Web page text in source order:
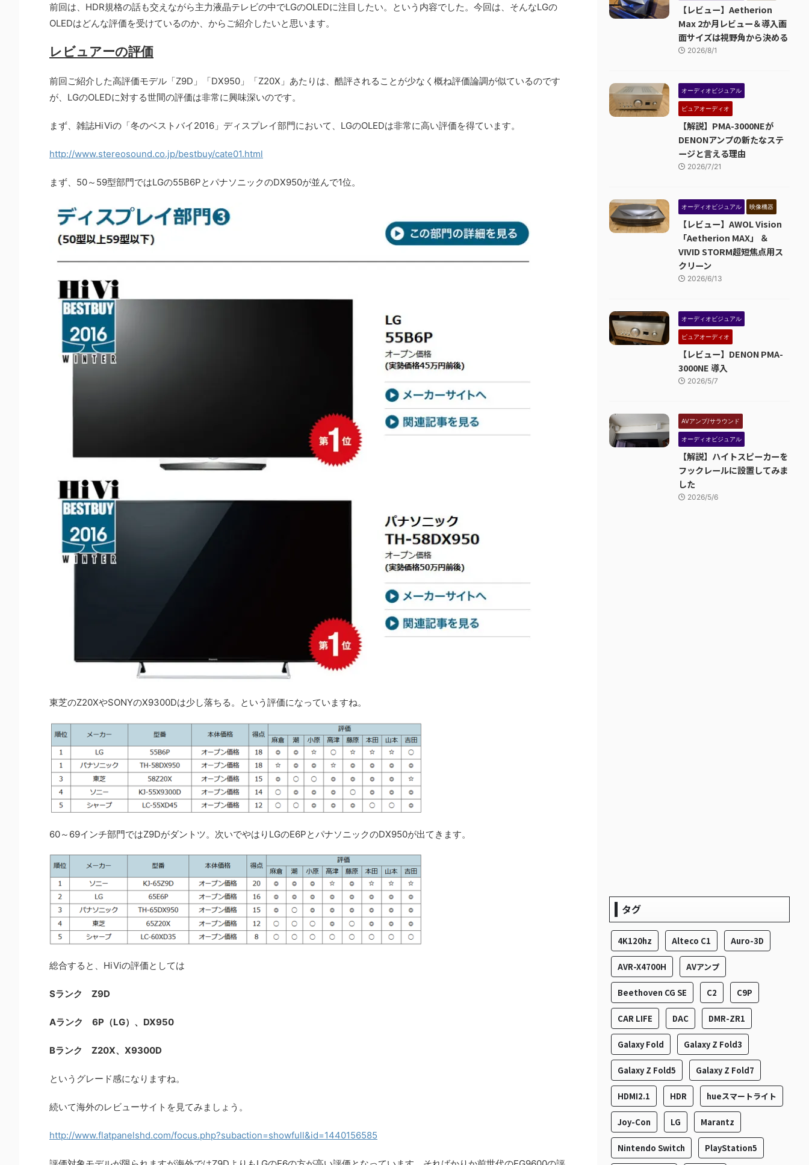
前回は、HDR規格の話も交えながら主力液晶テレビの中でLGのOLEDに注目したい。という内容でした。今回は、そんなLGの
OLEDはどんな評価を受けているのか、からご紹介したいと思います。
レビュアーの評価
前回ご紹介した高評価モデル「Z9D」「DX950」「Z20X」あたりは、酷評されることが少なく概ね評価論調が似ているのです
が、LGのOLEDに対する世間の評価は非常に興味深いのです。
まず、雑誌HiViの「冬のベストバイ2016」ディスプレイ部門において、LGのOLEDは非常に高い評価を得ています。
http://www.stereosound.co.jp/bestbuy/cate01.html
まず、50～59型部門ではLGの55B6PとパナソニックのDX950が並んで1位。
東芝のZ20XやSONYのX9300Dは少し落ちる。という評価になっていますね。
60～69インチ部門ではZ9Dがダントツ。次いでやはりLGのE6PとパナソニックのDX950が出てきます。
総合すると、HiViの評価としては
Sランク Z9D
Aランク 6P（LG）、DX950
Bランク Z20X、X9300D
というグレード感になりますね。
続いて海外のレビューサイトを見てみましょう。
http://www.flatpanelshd.com/focus.php?subaction=showfull&id=1440156585
【レビュー】Aetherion
Max 2か月レビュー＆導入画
面サイズは視野角から決める
2026/8/1
オーディオビジュアル
ピュアオーディオ
【解説】PMA-3000NEが
DENONアンプの新たなステ
ージと言える理由
2026/7/21
オーディオビジュアル 映像機器
【レビュー】AWOL Vision
「Aetherion MAX」 ＆
VIVID STORM超短焦点用ス
クリーン
2026/6/13
オーディオビジュアル
ピュアオーディオ
【レビュー】DENON PMA-
3000NE 導入
2026/5/7
AVアンプ/サラウンド
オーディオビジュアル
【解説】ハイトスピーカーを
フックレールに設置してみま
した
2026/5/6
タグ
4K120hz Alteco C1 Auro-3D
AVR-X4700H AVアンプ
Beethoven CG SE C2 C9P
CAR LIFE DAC DMR-ZR1
Galaxy Fold Galaxy Z Fold3
Galaxy Z Fold5 Galaxy Z Fold7
HDMI2.1 HDR hueスマートライト
Joy-Con LG Marantz
Nintendo Switch PlayStation5